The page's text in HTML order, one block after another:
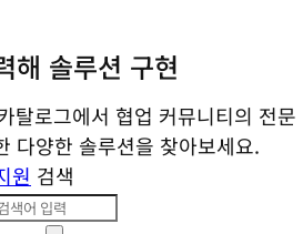
해 솔루션 구현
탈로그에서 협업 커뮤니티의 전문
다양한 솔루션을 찾아보세요.
원 검색